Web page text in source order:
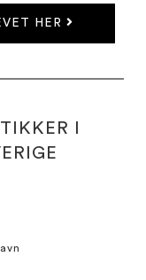
HER
I